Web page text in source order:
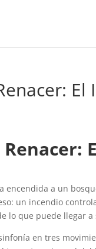
encendida a un
un incendio
lo que puede llegar a
en tres